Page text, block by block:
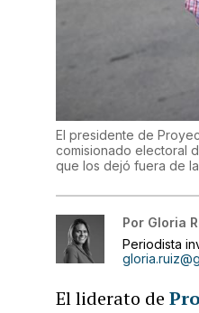
El presidente de
comisionado electoral
que los dejó fuera de la
Por Gloria
Periodista
El liderato de